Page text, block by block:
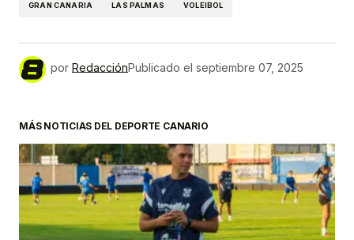
GRAN CANARIA LAS PALMAS VOLEIBOL
por RedacciónPublicado el septiembre 07, 2025
MÁS NOTICIAS DEL DEPORTE CANARIO